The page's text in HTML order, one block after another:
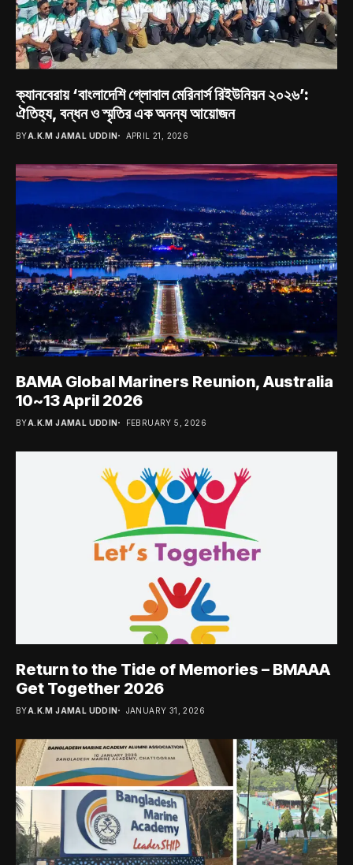
ক্যানবেরায় ‘বাংলাদেশি গ্লোবাল মেরিনার্স রিইউনিয়ন ২০২৬’:
ঐতিহ্য, বন্ধন ও স্মৃতির এক অনন্য আয়োজন
BYA.K.M JAMAL UDDIN APRIL 21, 2026
BAMA Global Mariners Reunion, Australia
10~13 April 2026
BYA.K.M JAMAL UDDIN FEBRUARY 5, 2026
Return to the Tide of Memories – BMAAA
Get Together 2026
BYA.K.M JAMAL UDDIN JANUARY 31, 2026